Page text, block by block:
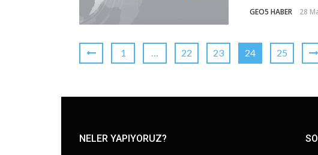
GEO5 HABER 28
1 … 22 23 24 25
NELER YAPIYORUZ?